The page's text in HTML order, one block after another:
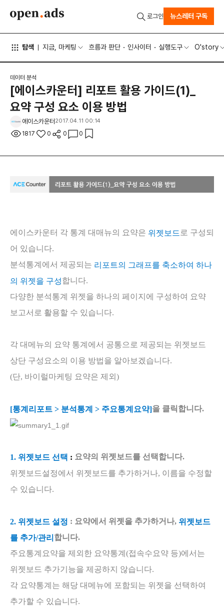
탐색 지금, 마케팅 흐름과 판단 인사이터 실행도구 O'story
로그인 뉴스레터 구독
데이터 분석
[에이스카운터] 리포트 활용 가이드(1)_
요약 구성 요소 이용 방법
에이스카운터 2017.04.11 00:14
1817 0 0 0
에이스카운터 각 통계 대매뉴의 요약은 위젯보드 로 구성되
어 있습니다.
분석통계에서 제공되는 리포트의 그래프를 축소하여 하나
의 위젯을 구성합니다.
다양한 분석통계 위젯을 하나의 페이지에 구성하여 요약
보고서로 활용할 수 있습니다.
각 대메뉴의 요약 통계에서 공통으로 제공되는 위젯보드
상단 구성요소의 이용 방법을 알아보겠습니다.
(단, 바이럴마케팅 요약은 제외)
[통계리 포트 > 분석통계 > 주요통계요약]을 클릭합니다.
1. 위젯보드 선택 : 요약의 위젯보드를 선택합니다.
위젯보드설정에서 위젯보드를 추가하거나, 이름을 수정할
수 있습니다.
2. 위젯보드 설정 : 요약에서 위젯을 추가하거나, 위젯보드
를 추가/관리 합니다.
주요통계요약을 제외한 요약통계(접속수요약 등)에서는
위젯보드 추가기능을 제공하지 않습니다.
각 요약통계는 해당 대메뉴에 포함되는 위젯을 선택하여
추가할 수 있습니다.